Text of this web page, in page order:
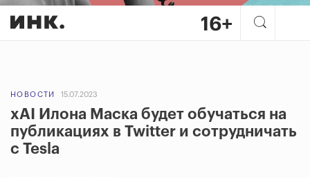
НОВОСТИ 15.07.2023
xAI Илона Маска будет обучаться на
публикациях в Twitter и сотрудничать
с Tesla